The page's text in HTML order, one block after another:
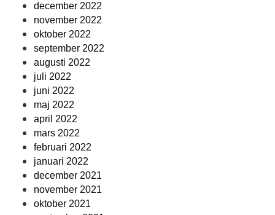
december 2022
november 2022
oktober 2022
september 2022
augusti 2022
juli 2022
juni 2022
maj 2022
april 2022
mars 2022
februari 2022
januari 2022
december 2021
november 2021
oktober 2021